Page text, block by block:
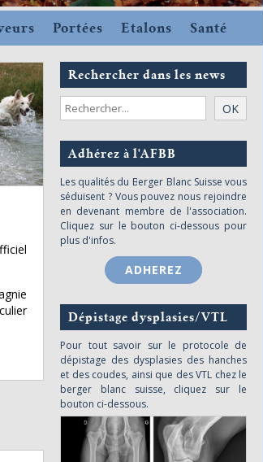
Portées Etalons Santé
Rechercher dans les news
Adhérez à l'AFBB
Les qualités du Berger Blanc Suisse vous
séduisent ? Vous pouvez nous rejoindre
en devenant membre de l'association.
Cliquez sur le bouton ci-dessous pour
plus d'infos.
ADHEREZ
Dépistage dysplasies/VTL
Pour tout savoir sur le protocole de
dépistage des dysplasies des hanches
et des coudes, ainsi que des VTL chez le
berger blanc suisse, cliquez sur le
bouton ci-dessous.